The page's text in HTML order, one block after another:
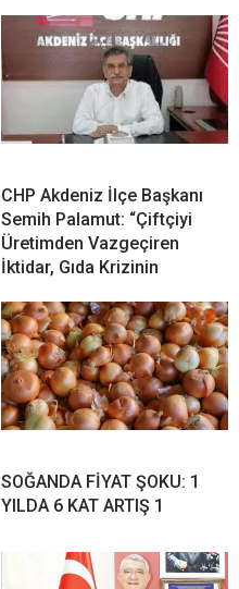
CHP Akdeniz İlçe Başkanı
Semih Palamut: “Çiftçiyi
Üretimden Vazgeçiren
İktidar, Gıda Krizinin
SOĞANDA FİYAT ŞOKU: 1
YILDA 6 KAT ARTIŞ 1